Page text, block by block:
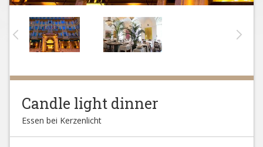
Candle light dinner
Essen bei Kerzenlicht